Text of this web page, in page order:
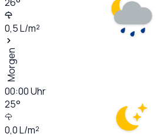
0,5L/m²
Morgen
00:00Uhr
25°
0,0L/m²